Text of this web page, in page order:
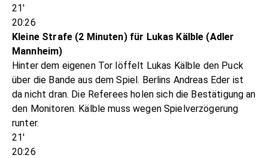
21'
20:26
Kleine Strafe (2 Minuten) für Lukas Kälble (Adler
Mannheim)
Hinter dem eigenen Tor löffelt Lukas Kälble den Puck
über die Bande aus dem Spiel. Berlins Andreas Eder ist
da nicht dran. Die Referees holen sich die Bestätigung an
den Monitoren. Kälble muss wegen Spielverzögerung
runter.
21'
20:26